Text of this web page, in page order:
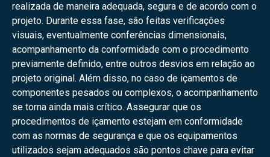
realizada de maneira adequada, segura e de acordo com o
projeto. Durante essa fase, são feitas verificações
visuais, eventualmente conferências dimensionais,
acompanhamento da conformidade com o procedimento
previamente definido, entre outros desvios em relação ao
projeto original. Além disso, no caso de içamentos de
componentes pesados ou complexos, o acompanhamento
se torna ainda mais crítico. Assegurar que os
procedimentos de içamento estejam em conformidade
com as normas de segurança e que os equipamentos
utilizados sejam adequados são pontos chave para evitar